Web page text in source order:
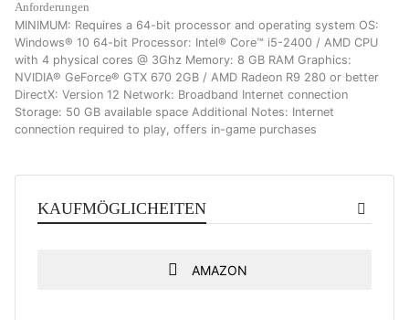
Anforderungen
MINIMUM: Requires a 64-bit processor and operating system OS:
Windows® 10 64-bit Processor: Intel® Core™ i5-2400 / AMD CPU
with 4 physical cores @ 3Ghz Memory: 8 GB RAM Graphics:
NVIDIA® GeForce® GTX 670 2GB / AMD Radeon R9 280 or better
DirectX: Version 12 Network: Broadband Internet connection
Storage: 50 GB available space Additional Notes: Internet
connection required to play, offers in-game purchases
KAUFMÖGLICHEITEN
AMAZON